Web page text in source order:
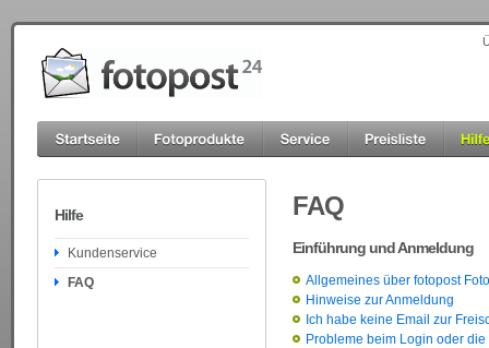
Hilfe
Kundenservice
FAQ
FAQ
Einführung und Anmeldung
Allgemeines über fotopost
Hinweise zur Anmeldung
Ich habe keine Email zur
Probleme beim Login oder